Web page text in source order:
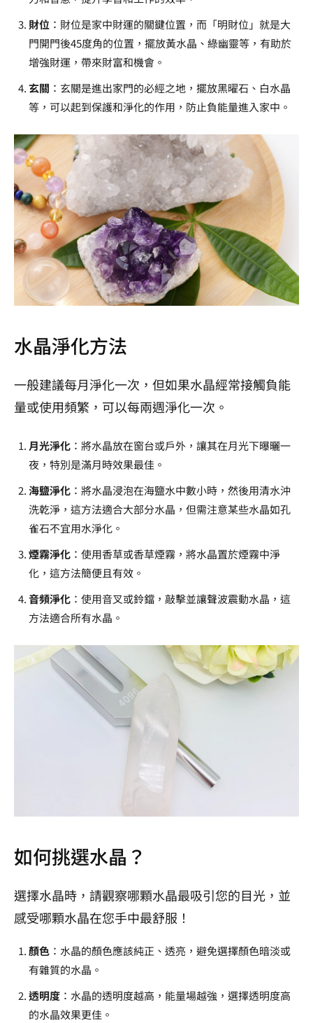
財位 ：財位是家中財運的關鍵位置，而「明財位」就是大
門開門後45度角的位置，擺放黃水晶、綠幽靈等，有助於
增強財運，帶來財富和機會。
玄關 ：玄關是進出家門的必經之地，擺放黑曜石、白水晶
等，可以起到保護和淨化的作用，防止負能量進入家中。
水晶淨化方法
一般建議每月淨化一次，但如果水晶經常接觸負能
量或使用頻繁，可以每兩週淨化一次。
月光淨化 ：將水晶放在窗台或戶外，讓其在月光下曝曬一
夜，特別是滿月時效果最佳。
海鹽淨化 ：將水晶浸泡在海鹽水中數小時，然後用清水沖
洗乾淨，這方法適合大部分水晶，但需注意某些水晶如孔
雀石不宜用水淨化。
煙霧淨化 ：使用香草或香草煙霧，將水晶置於煙霧中淨
化，這方法簡便且有效。
音頻淨化 ：使用音叉或鈴鐺，敲擊並讓聲波震動水晶，這
方法適合所有水晶。
如何挑選水晶？
選擇水晶時，請觀察哪顆水晶最吸引您的目光，並
感受哪顆水晶在您手中最舒服！
顏色 ：水晶的顏色應該純正、透亮，避免選擇顏色暗淡或
有雜質的水晶。
透明度 ：水晶的透明度越高，能量場越強，選擇透明度高
的水晶效果更佳。